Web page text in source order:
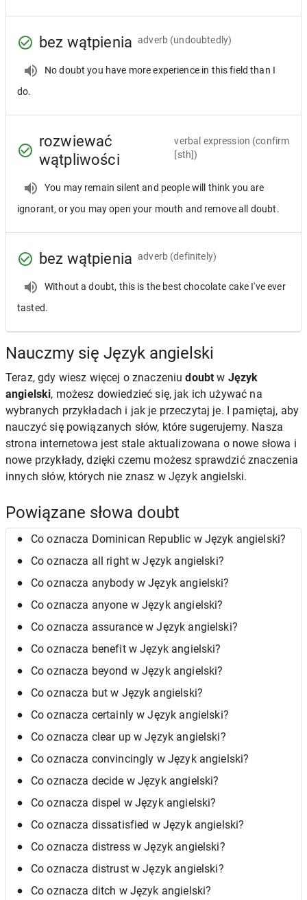
bez wątpienia adverb (undoubtedly)
No doubt you have more experience in this field than I
do.
rozwiewać
wątpliwości
verbal expression (confirm
[sth])
You may remain silent and people will think you are
ignorant, or you may open your mouth and remove all doubt.
bez wątpienia adverb (definitely)
Without a doubt, this is the best chocolate cake I've ever
tasted.
Nauczmy się Język angielski
Teraz, gdy wiesz więcej o znaczeniudoubt w Język
angielski, możesz dowiedzieć się, jak ich używać na
wybranych przykładach i jak je przeczytaj je. I pamiętaj, aby
nauczyć się powiązanych słów, które sugerujemy. Nasza
strona internetowa jest stale aktualizowana o nowe słowa i
nowe przykłady, dzięki czemu możesz sprawdzić znaczenia
innych słów, których nie znasz w Język angielski.
Powiązane słowa doubt
Co oznacza Dominican Republic w Język angielski?
Co oznacza all right w Język angielski?
Co oznacza anybody w Język angielski?
Co oznacza anyone w Język angielski?
Co oznacza assurance w Język angielski?
Co oznacza benefit w Język angielski?
Co oznacza beyond w Język angielski?
Co oznacza but w Język angielski?
Co oznacza certainly w Język angielski?
Co oznacza clear up w Język angielski?
Co oznacza convincingly w Język angielski?
Co oznacza decide w Język angielski?
Co oznacza dispel w Język angielski?
Co oznacza dissatisfied w Język angielski?
Co oznacza distress w Język angielski?
Co oznacza distrust w Język angielski?
Co oznacza ditch w Język angielski?